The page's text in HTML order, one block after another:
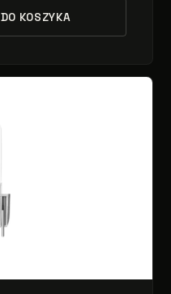
DO KOSZYKA